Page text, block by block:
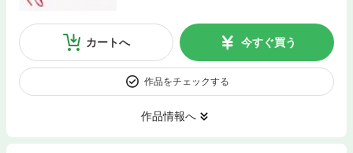
カートへ 今すぐ買う
作品をチェックする
作品情報へ